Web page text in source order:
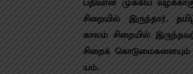
பதி​வான முக்கிய
சிறை​யில் இருந்​தார்.
காலம் சிறை​யில்
சிறைக் கொடுமை​களை​யும்
யம்.